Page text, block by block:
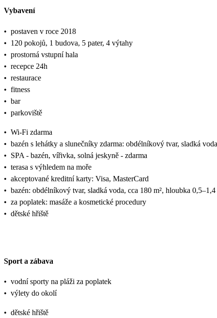
Vybavení
• postaven v roce 2018
• 120 pokojů, 1 budova, 5 pater, 4 výtahy
• prostorná vstupní hala
• recepce 24h
• restaurace
• fitness
• bar
• parkoviště
• Wi-Fi zdarma
• bazén s lehátky a slunečníky zdarma: obdélníkový tvar, sladká
• SPA - bazén, vířivka, solná jeskyně - zdarma
• terasa s výhledem na moře
• akceptované kreditní karty: Visa, MasterCard
• bazén: obdélníkový tvar, sladká voda, cca 180 m², hloubka
• za poplatek: masáže a kosmetické procedury
• dětské hřiště
Sport a zábava
• vodní sporty na pláži za poplatek
• výlety do okolí
• dětské hřiště